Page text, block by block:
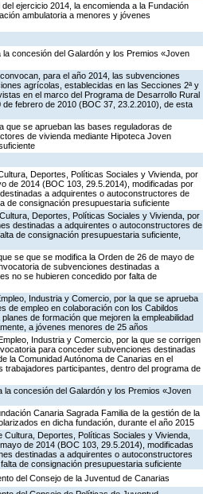
ejercicio 2014, la encomienda a la Fundación
ambulatoria a menores y jóvenes
concesión del Galardón y los Premios «Joven
para el año 2014, las subvenciones
agrícolas, establecidas en las Secciones 2ª y
en el marco del Programa de Desarrollo Rural
febrero de 2010 (BOC 37, 23.2.2010), de esta
que se aprueban las bases reguladoras de
de vivienda mediante Hipoteca Joven
Deportes, Políticas Sociales y Vivienda, por
de 2014 (BOC 103, 29.5.2014), modificadas por
a adquirentes o autoconstructores de
de consignación presupuestaria suficiente
Deportes, Políticas Sociales y Vivienda, por
destinadas a adquirentes o autoconstructores de
de consignación presupuestaria suficiente,
se que se modifica la Orden de 26 de mayo de
de subvenciones destinadas a
no se hubieren concedido por falta de
Industria y Comercio, por la que se aprueba
de empleo en colaboración con los Cabildos
de formación que mejoren la empleabilidad
a jóvenes menores de 25 años
Industria y Comercio, por la que se corrigen
para conceder subvenciones destinadas
la Comunidad Autónoma de Canarias en el
trabajadores participantes, dentro del programa de
concesión del Galardón y los Premios «Joven
Canaria Sagrada Familia de la gestión de la
en dicha fundación, durante el año 2015
Deportes, Políticas Sociales y Vivienda,
de 2014 (BOC 103, 29.5.2014), modificadas
destinadas a adquirentes o autoconstructores
de consignación presupuestaria suficiente
del Consejo de la Juventud de Canarias